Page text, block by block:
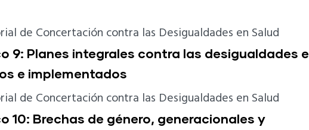
de Concertación contra las Desigualdades en Salud
9: Planes integrales contra las desigualdades e
e implementados
de Concertación contra las Desigualdades en Salud
10: Brechas de género, generacionales y